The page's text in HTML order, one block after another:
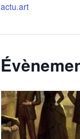
actu.art